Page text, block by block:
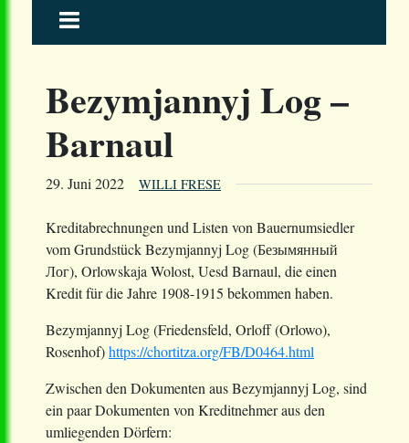
to
Bezymjannyj Log –
Barnaul
29. Juni 2022 WILLI FRESE
Kreditabrechnungen und Listen von Bauernumsiedler
vom Grundstück Bezymjannyj Log (Безымянный
Лог), Orlowskaja Wolost, Uesd Barnaul, die einen
Kredit für die Jahre 1908-1915 bekommen haben.
Bezymjannyj Log (Friedensfeld, Orloff (Orlowo),
Rosenhof)https://chortitza.org/FB/D0464.html
Zwischen den Dokumenten aus Bezymjannyj Log, sind
ein paar Dokumenten von Kreditnehmer aus den
umliegenden Dörfern: